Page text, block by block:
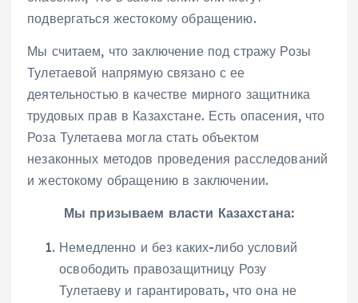
подвергаться жестокому обращению.
Мы считаем, что заключение под стражу Розы
Тулетаевой напрямую связано с ее
деятельностью в качестве мирного защитника
трудовых прав в Казахстане. Есть опасения, что
Роза Тулетаева могла стать объектом
незаконных методов проведения расследований
и жестокому обращению в заключении.
Мы призываем власти Казахстана:
Немедленно и без каких-либо условий
освободить правозащитницу Розу
Тулетаеву и гарантировать, что она не